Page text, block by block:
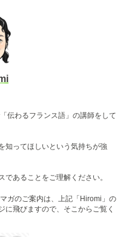
伝わるフランス語」の講師をして
知ってほしいという気持ちが強
あることをご理解ください。
ガのご案内は、上記「Hiromi」の
に飛びますので、そこからご覧く